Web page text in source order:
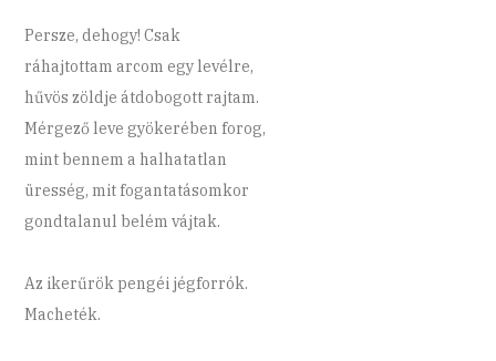
Persze, dehogy! Csak
ráhajtottam arcom egy levélre,
hűvös zöldje átdobogott rajtam.
Mérgező leve gyökerében forog,
mint bennem a halhatatlan
üresség, mit fogantatásomkor
gondtalanul belém vájtak.
Az ikerűrök pengéi jégforrók.
Macheték.